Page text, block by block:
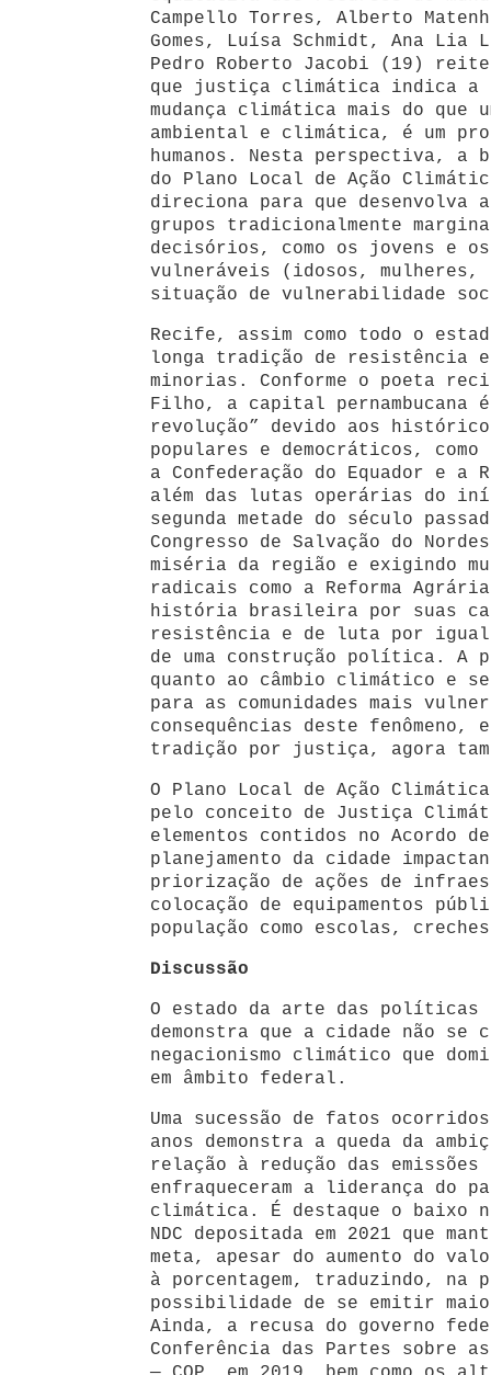
Campello Torres, Alberto
Gomes, Luísa Schmidt, Ana Lia
Pedro Roberto Jacobi (19)
que justiça climática indica a
mudança climática mais do que
ambiental e climática, é um
humanos. Nesta perspectiva, a
do Plano Local de Ação
direciona para que desenvolva
grupos tradicionalmente
decisórios, como os jovens e
vulneráveis (idosos, mulheres,
situação de vulnerabilidade
Recife, assim como todo o
longa tradição de resistência
minorias. Conforme o poeta
Filho, a capital pernambucana
revolução” devido aos
populares e democráticos, como
a Confederação do Equador e a
além das lutas operárias do
segunda metade do século
Congresso de Salvação do
miséria da região e exigindo
radicais como a Reforma
história brasileira por suas
resistência e de luta por
de uma construção política. A
quanto ao câmbio climático e
para as comunidades mais
consequências deste
tradição por justiça, agora
O Plano Local de Ação
pelo conceito de Justiça
elementos contidos no Acordo
planejamento da cidade
priorização de ações de
colocação de equipamentos
população como escolas,
Discussão
O estado da arte das políticas
demonstra que a cidade não se
negacionismo climático que
em âmbito federal.
Uma sucessão de fatos
anos demonstra a queda da
relação à redução das emissões
enfraqueceram a liderança do
climática. É destaque o baixo
NDC depositada em 2021 que
meta, apesar do aumento do
à porcentagem, traduzindo, na
possibilidade de se emitir
Ainda, a recusa do governo
Conferência das Partes sobre